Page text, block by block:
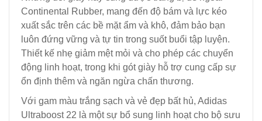
Continental Rubber, mang đến độ bám và lực kéo
xuất sắc trên các bề mặt ẩm và khô, đảm bảo bạn
luôn đứng vững và tự tin trong suốt buổi tập luyện.
Thiết kế nhẹ giảm mệt mỏi và cho phép các chuyển
động linh hoạt, trong khi gót giày hỗ trợ cung cấp sự
ổn định thêm và ngăn ngừa chấn thương.
Với gam màu trắng sạch và vẻ đẹp bất hủ, Adidas
Ultraboost 22 là một sự bổ sung linh hoạt cho bộ sưu